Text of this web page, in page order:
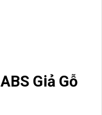
Giả Gỗ